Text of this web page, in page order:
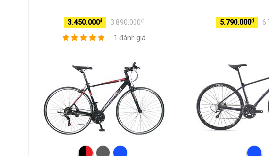
3.450.000₫ 3.890.000₫
1 đánh giá
5.790.000₫